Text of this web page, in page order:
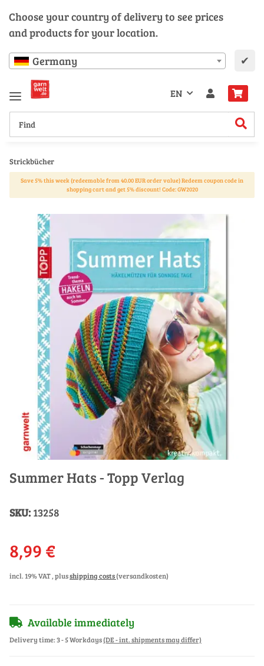
Choose your country of delivery to see prices
and products for your location.
Germany ✔
EN
Strickbücher
Save 5% this week (redeemable from 40.00 EUR order value) Redeem coupon code in
shopping cart and get 5% discount! Code: GW2020
Summer Hats - Topp Verlag
SKU: 13258
8,99 €
incl. 19% VAT , plusshipping costs(versandkosten)
Available immediately
Delivery time:3 - 5 Workdays(DE - int. shipments may differ)